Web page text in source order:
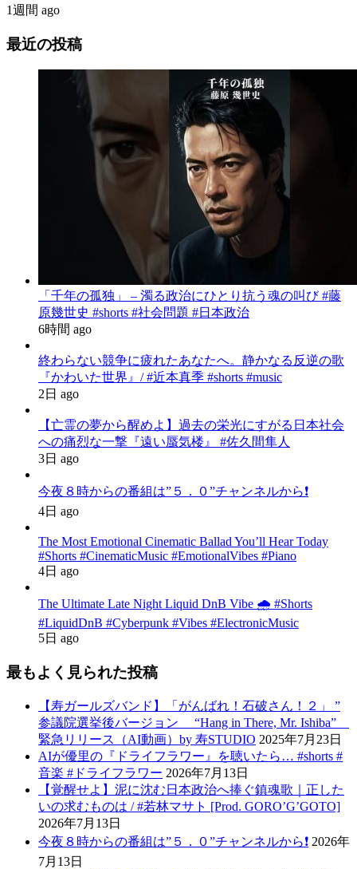
1週間 ago
最近の投稿
「千年の孤独」 – 濁る政治にひとり抗う魂の叫び #藤
原幾世史 #shorts #社会問題 #日本政治
6時間 ago
終わらない競争に疲れたあなたへ。静かなる反逆の歌
『かわいた世界』/ #近本真季 #shorts #music
2日 ago
【亡霊の夢から醒めよ】過去の栄光にすがる日本社会
への痛烈な一撃『遠い蜃気楼』 #佐久間隼人
3日 ago
今夜８時からの番組は”５．０”チャンネルから❗️
4日 ago
The Most Emotional Cinematic Ballad You’ll Hear Today
#Shorts #CinematicMusic #EmotionalVibes #Piano
4日 ago
The Ultimate Late Night Liquid DnB Vibe 🌧️ #Shorts
#LiquidDnB #Cyberpunk #Vibes #ElectronicMusic
5日 ago
最もよく見られた投稿
【寿ガールズバンド】「がんばれ！石破さん！２」 ”
参議院選挙後バージョン “Hang in There, Mr. Ishiba”
緊急リリース（AI動画）by 寿STUDIO 2025年7月23日
AIが優里の『ドライフラワー』を聴いたら… #shorts #
音楽 #ドライフラワー 2026年7月13日
【覚醒せよ】泥に沈む日本政治へ捧ぐ鎮魂歌｜正した
いの求むものは / #若林マサト [Prod. GORO’G’GOTO]
2026年7月13日
今夜８時からの番組は”５．０”チャンネルから❗️ 2026年
7月13日